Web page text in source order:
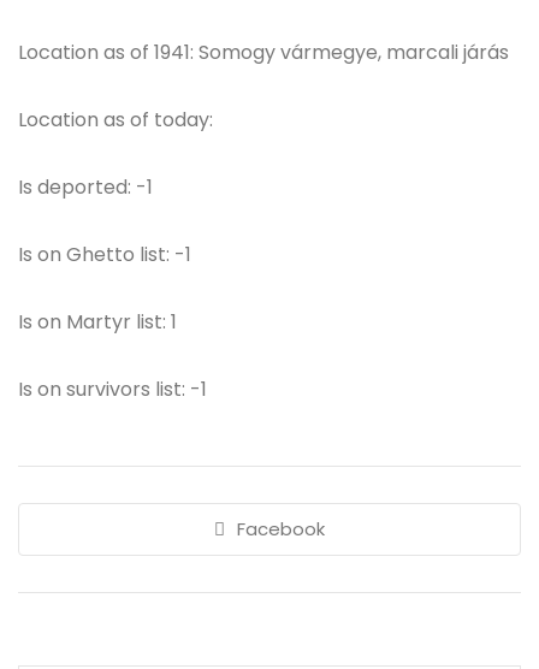
Location as of 1941: Somogy vármegye, marcali járás
Location as of today:
Is deported: -1
Is on Ghetto list: -1
Is on Martyr list: 1
Is on survivors list: -1
Facebook